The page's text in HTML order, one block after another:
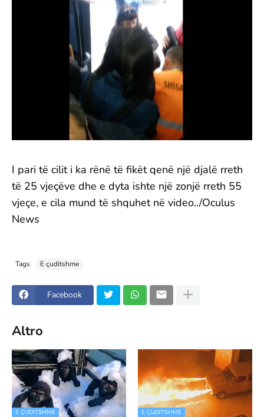
I pari të cilit i ka rënë të fikët qenë një djalë rreth
të 25 vjeçëve dhe e dyta ishte një zonjë rreth 55
vjeçe, e cila mund të shquhet në video../Oculus
News
Tags E çuditshme
Facebook
Altro
E ÇUDITSHME E ÇUDITSHME